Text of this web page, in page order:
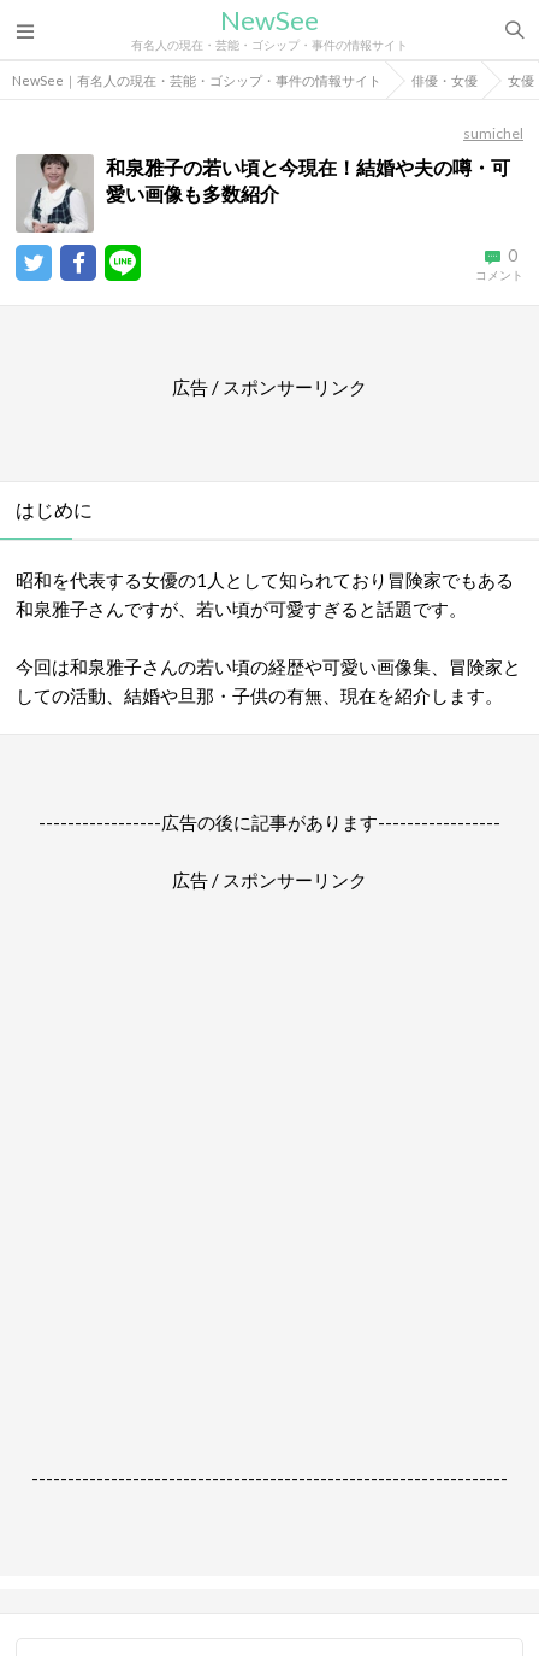
NewSee
有名人の現在・芸能・ゴシップ・事件の情報サイト
NewSee｜有名人の現在・芸能・ゴシップ・事件の情報サイト 俳優・女優 女優
sumichel
和泉雅子の若い頃と今現在！結婚や夫の噂・可
愛い画像も多数紹介
0
コメント
広告 / スポンサーリンク
はじめに
昭和を代表する女優の1人として知られており冒険家でもある
和泉雅子さんですが、若い頃が可愛すぎると話題です。
今回は和泉雅子さんの若い頃の経歴や可愛い画像集、冒険家と
しての活動、結婚や旦那・子供の有無、現在を紹介します。
-----------------広告の後に記事があります-----------------
広告 / スポンサーリンク
------------------------------------------------------------------